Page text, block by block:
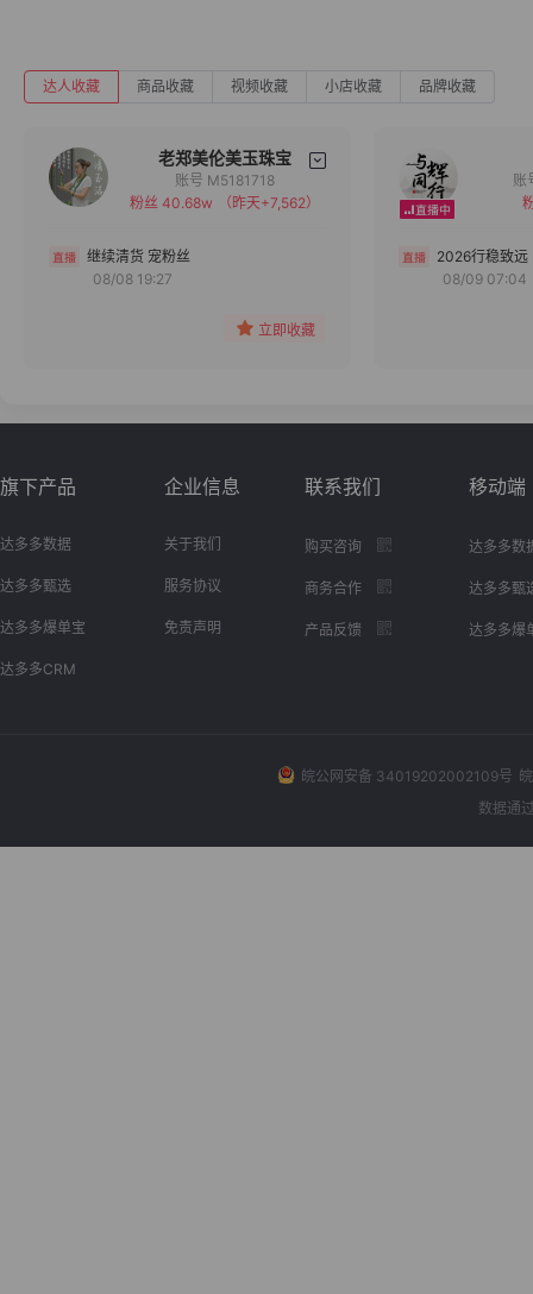
达人收藏 商品收藏 视频收藏 小店收藏 品牌收藏
老郑美伦美玉珠宝
备注
账号 M5181718
粉丝 40.68w
（昨天+7,562）
继续清货 宠粉丝
08/08 19:27
立即收藏
2026行稳致远
08/09 07:04
旗下产品
达多多数据
达多多甄选
达多多爆单宝
达多多CRM
企业信息
关于我们
服务协议
免责声明
联系我们
购买咨询
商务合作
产品反馈
移动端
达多多数
达多多甄
达多多爆
皖公网安备 34019202002109号
数据通